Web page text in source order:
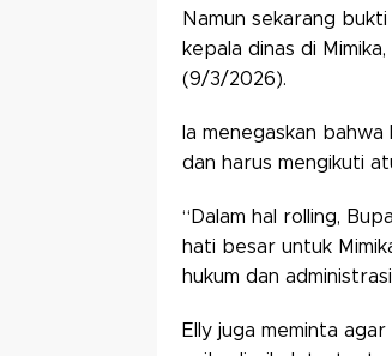
Namun sekarang
kepala dinas di
(9/3/2026).
Ia menegaskan
dan harus mengikuti
“Dalam hal rolling,
hati besar untuk
hukum dan
Elly juga meminta